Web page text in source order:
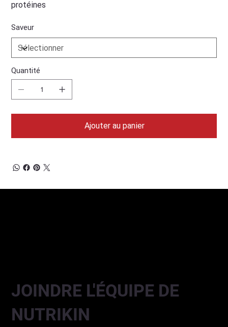
protéines
Saveur
Quantité
Ajouter au panier
JOINDRE L'ÉQUIPE DE
NUTRIKIN